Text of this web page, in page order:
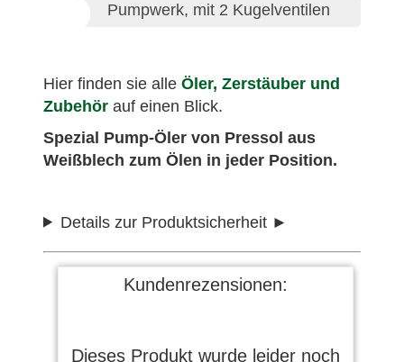
Pumpwerk, mit 2 Kugelventilen
Hier finden sie alle Öler, Zerstäuber und
Zubehör auf einen Blick.
Spezial Pump-Öler von Pressol aus
Weißblech zum Ölen in jeder Position.
Details zur Produktsicherheit
Kundenrezensionen:
Dieses Produkt wurde leider noch